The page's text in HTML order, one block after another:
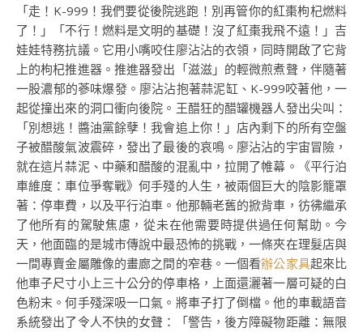
「走！K-999！我們要從後院逃跑！別再管你的紅棗枸杞燃料
了！」「不行！燃料是文明的基礎！沒了紅棗我飛不遠！」吉
娃娃特務抗議。它用小嘴咬住廖沾沾的衣領，同時開啟了它背
上的枸杞推進器。推進器發出「滋滋」的輕微煎煮聲，伴隨著
一股濃郁的蔘味爆發。廖沾沾抱著蒜泥缸、K-999咬著他，一
起從撞出來的洞口衝向後院。王醋狂的醋罐機器人發出尖叫：
「別想逃！醬油黨餘孽！我會追上你！」店內剩下的所有空盤
子被醋酸氣波震碎，發出了最後的哀鳴。廖沾沾的宇宙冒險，
就在這片蒜泥、中藥和醋酸的混亂中，拉開了帷幕。《平行泊
車維度：車位爭奪戰》何手殘的人生，被兩個巨大的陰影籠罩
著：停車費，以及平行泊車。他那輛老舊的掀背車，彷彿繼承
了他所有的駕駛焦慮，從未在他需要時提供過任何幫助。今
天，他面臨的是城市傳說中最恐怖的挑戰，一條夾在理髮店與
一間專賣金屬雕像的畫廊之間的窄巷。一個看辦公家具起來比
他車子尺寸小上三十公分的停車格，上面還灑著一層可疑的白
色粉末。何手殘深吸一口氣。將車子打了倒檔。他的車載語音
系統發出了令人不快的女聲：「警告，後方障礙物距離：無限